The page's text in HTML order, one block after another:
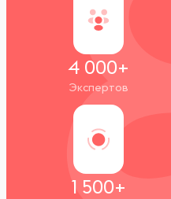
4 000+
Экспертов
1 500+